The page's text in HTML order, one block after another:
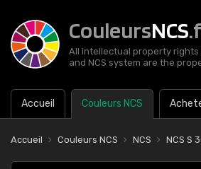
CouleursNCS
All intellectual property rights
and NCS system are the
Accueil Couleurs NCS
Accueil Couleurs NCS NCS NCS S